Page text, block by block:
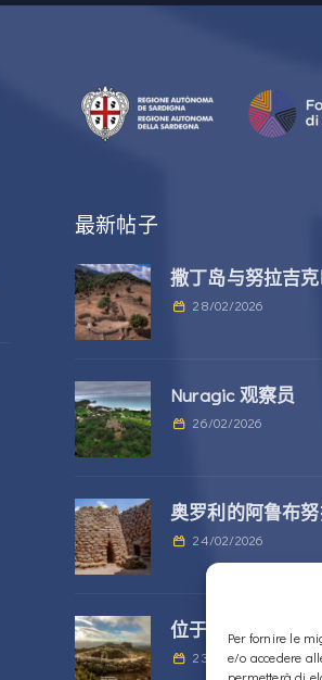
Per fornire le
e/o accedere
最新帖子
撒丁岛与努拉吉
28/02/2026
Nuragic 观察员
26/02/2026
奥罗利的阿鲁布
24/02/2026
位于 Alà dei
23/02/2026